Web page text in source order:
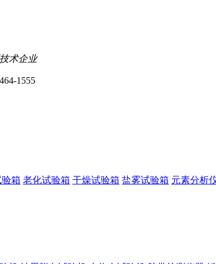
术企业
1555
箱 老化试验箱 干燥试验箱 盐雾试验箱 元素分析